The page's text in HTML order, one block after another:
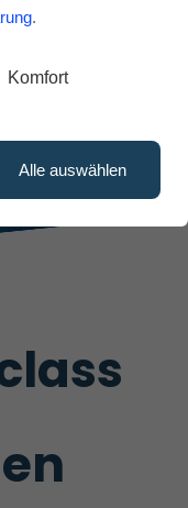
.
Komfort
Alle auswählen